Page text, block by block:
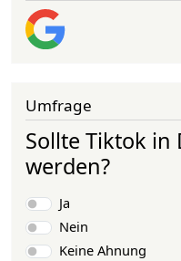
Umfrage
Sollte Tiktok in
werden?
Choices
Ja
Nein
Keine Ahnung